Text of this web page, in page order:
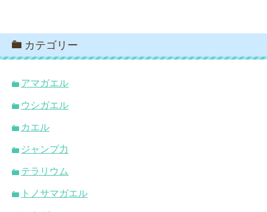
カテゴリー
アマガエル
ウシガエル
カエル
ジャンプ力
テラリウム
トノサマガエル